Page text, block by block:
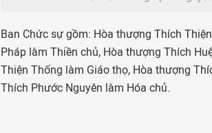
Ban Chức sự gồm: Hòa thượng Thích
Pháp làm Thiền chủ, Hòa thượng Thích
Thiện Thống làm Giáo thọ, Hòa thượng
Thích Phước Nguyên làm Hóa chủ.